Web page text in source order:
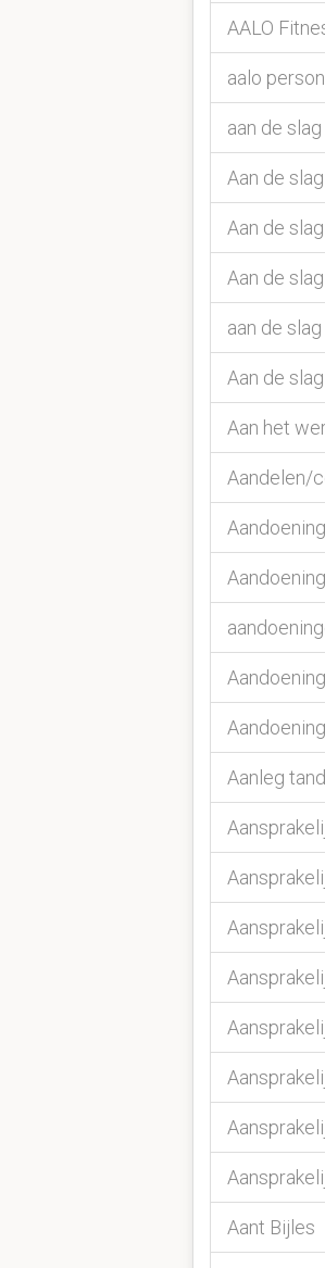
AALO
aalo
aan de
Aan de
Aan de
Aan de
aan de
Aan de
Aan het
Aandelen/
Aanleg
Aant Bijles